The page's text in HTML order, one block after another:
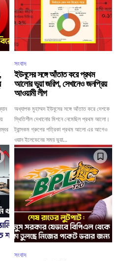
সংবাদ
ইউনূসের সঙ্গে আঁতাত করে প্রথম
আলোর ভুয়া জরিপ, সেখানেও জনপ্রিয়
আওয়ামী লীগ
অধ্যাপক মুহাম্মদ ইউনূসের সঙ্গে আঁতাত করে দেশকে
স্থিতিশীল দেখানোর মিশনে নেমেছিল প্রথম আলো।
ট্রান্সকম গ্রুপের পত্রিকা প্রথম আলো এর আগেও
ওয়ান ইলেভেনের সময় ভুয়া...
সংবাদ